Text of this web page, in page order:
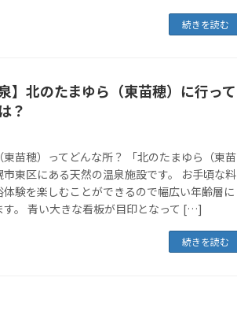
続きを読む
】北のたまゆら（東苗穂）に行って
？
苗穂）ってどんな所？ 「北のたまゆら（東苗
東区にある天然の温泉施設です。 お手頃な料
験を楽しむことができるので幅広い年齢層に
す。 青い大きな看板が目印となって […]
続きを読む